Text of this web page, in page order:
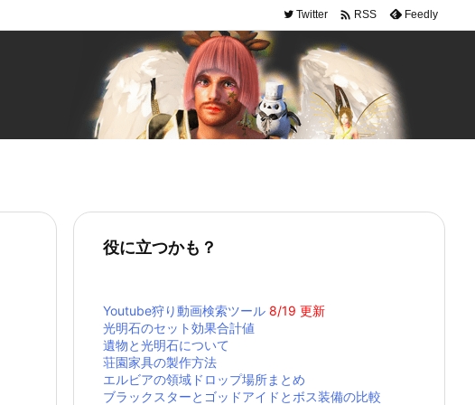
Twitter  RSS Feedly
役に立つかも？
Youtube狩り動画検索ツール 8/19 更新
光明石のセット効果合計値
遺物と光明石について
荘園家具の製作方法
エルビアの領域ドロップ場所まとめ
ブラックスターとゴッドアイドとボス装備の比較